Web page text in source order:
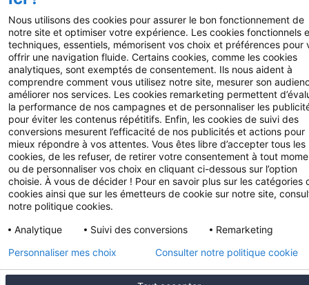
Nous utilisons des cookies pour assurer le bon fonctionnement de
notre site et optimiser votre expérience. Les cookies fonctionnels
techniques, essentiels, mémorisent vos choix et préférences pour
offrir une navigation fluide. Certains cookies, comme les cookies
analytiques, sont exemptés de consentement. Ils nous aident à
comprendre comment vous utilisez notre site, mesurer son
améliorer nos services. Les cookies remarketing permettent
la performance de nos campagnes et de personnaliser les
pour éviter les contenus répétitifs. Enfin, les cookies de suivi des
conversions mesurent l’efficacité de nos publicités et actions pour
mieux répondre à vos attentes. Vous êtes libre d’accepter tous les
cookies, de les refuser, de retirer votre consentement à tout
ou de personnaliser vos choix en cliquant ci-dessous sur l’option
choisie. À vous de décider ! Pour en savoir plus sur les catégories
cookies ainsi que sur les émetteurs de cookie sur notre site,
notre politique cookies.
Analytique
Suivi des conversions Remarketing
Personnaliser mes choix Consulter notre politique cookie